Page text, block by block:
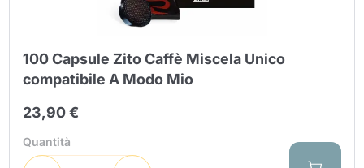
100 Capsule Zito Caffè Miscela Unico
compatibile A Modo Mio
23,90 €
Quantità